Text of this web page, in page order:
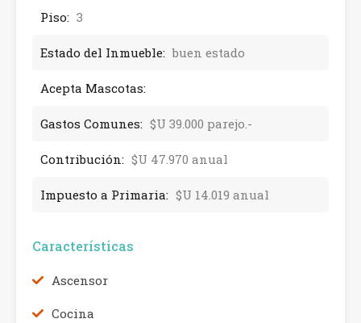
Piso: 3
Estado del Inmueble: buen estado
Acepta Mascotas:
Gastos Comunes: $U 39.000 parejo.-
Contribución: $U 47.970 anual
Impuesto a Primaria: $U 14.019 anual
Características
Ascensor
Cocina